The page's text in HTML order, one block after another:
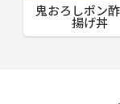
鬼おろしポン
揚げ丼